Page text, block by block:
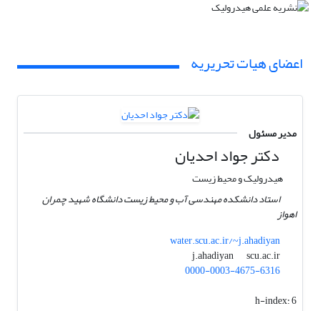
اعضای هیات تحریریه
مدیر مسئول
دکتر جواد احدیان
هیدرولیک و محیط زیست
استاد دانشکده مهندسی آب و محیط زیست دانشگاه شهید چمران
اهواز
water.scu.ac.ir/~j.ahadiyan
j.ahadiyan
scu.ac.ir
0000-0003-4675-6316
h-index:6